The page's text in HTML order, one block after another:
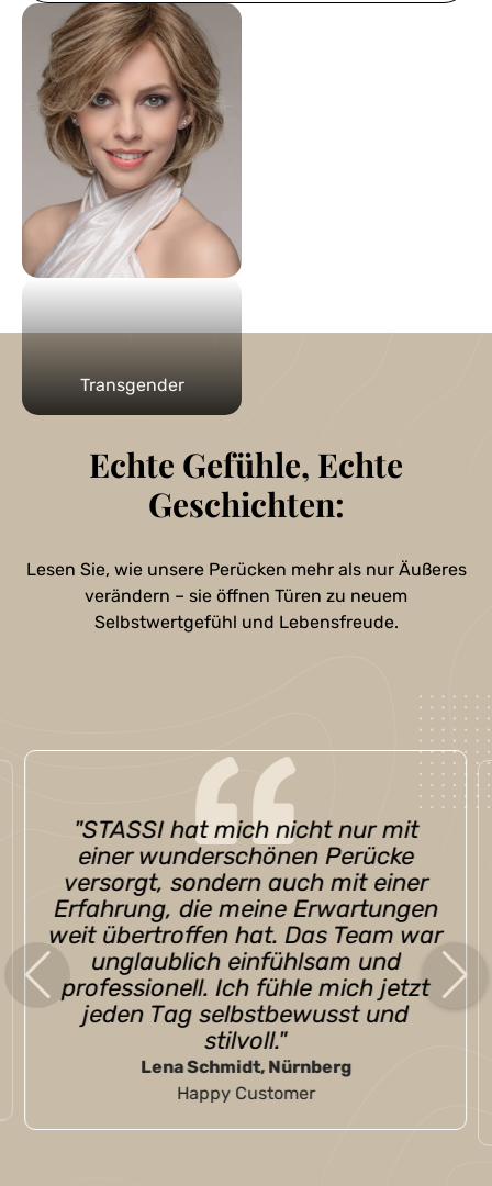
Transgender
Echte Gefühle, Echte
Geschichten:
Lesen Sie, wie unsere Perücken mehr als nur Äußeres
verändern – sie öffnen Türen zu neuem
Selbstwertgefühl und Lebensfreude.
"Ich hatte Bedenken, dass eine
Perücke unangenehm und
künstlich aussehen könnte, aber
STASSI hat alle meine Zweifel
ausgeräumt. Meine Perücke sieht
so natürlich aus und ist so
bequem, dass ich manchmal
vergesse, dass ich eine trage. Ein
echter Gewinn für mein
Wohlbefinden!"
Sophie Richter, Dresden